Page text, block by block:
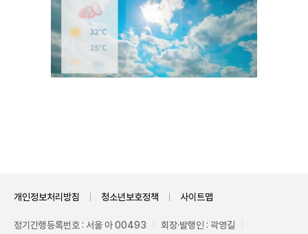
개인정보처리방침 청소년보호정책 사이트맵
정기간행등록번호 : 서울 아 00493 회장·발행인 : 곽영길